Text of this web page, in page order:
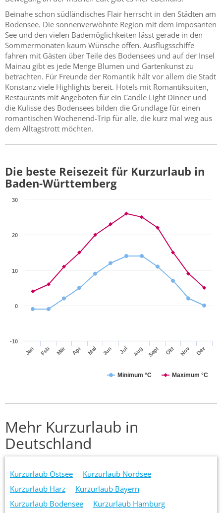
Beinahe schon südländisches Flair herrscht in den Städten am
Bodensee. Die sonnenverwöhnte Region mit dem imposanten
See und den vielen Bademöglichkeiten lässt gerade in den
Sommermonaten kaum Wünsche offen. Ausflugsschiffe
fahren mit Gästen über Teile des Bodensees und auf der Insel
Mainau gibt es jede Menge Blumen und Gartenkunst zu
betrachten. Für Freunde der Romantik hält vor allem die Stadt
Konstanz viele Highlights bereit. Hotels mit Romantiksuiten,
Restaurants mit Angeboten für ein Candle Light Dinner und
die Kulisse des Bodensees bilden die Grundlage für einen
romantischen Wochenend-Trip für alle, die kurz mal weg aus
dem Alltagstrott möchten.
Die beste Reisezeit für Kurzurlaub in
Baden-Württemberg
Minimum °C Maximum °C
Jan Feb Mär Apr Mai Jun Jul Aug Sept Okt Nov Dez
0
10
20
30
-10
Mehr Kurzurlaub in
Deutschland
Kurzurlaub Ostsee
Kurzurlaub Nordsee
Kurzurlaub Harz
Kurzurlaub Bayern
Kurzurlaub Bodensee
Kurzurlaub Hamburg